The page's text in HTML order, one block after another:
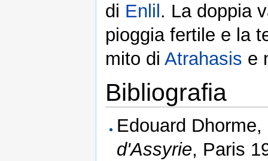
di Enlil . La doppia
pioggia fertile e la
mito di Atrahasis e
Bibliografia
Edouard Dhorme,
d'Assyrie, Paris